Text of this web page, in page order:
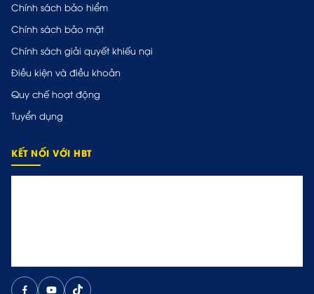
Chính sách bảo hiểm
Chính sách bảo mật
Chính sách giải quyết khiếu nại
Điều kiện và điều khoản
Quy chế hoạt động
Tuyển dụng
KẾT NỐI VỚI HBT